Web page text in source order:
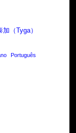
加（Tyga）
Português